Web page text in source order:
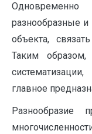
разнообразные
объекта,
Таким образом,
главное
Разнообразие